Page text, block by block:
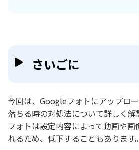
さいごに
今回は、Googleフォトにアップロ
落ちる時の対処法について詳しく
フォトは設定内容によって動画や画
れるため、低下することもあります。